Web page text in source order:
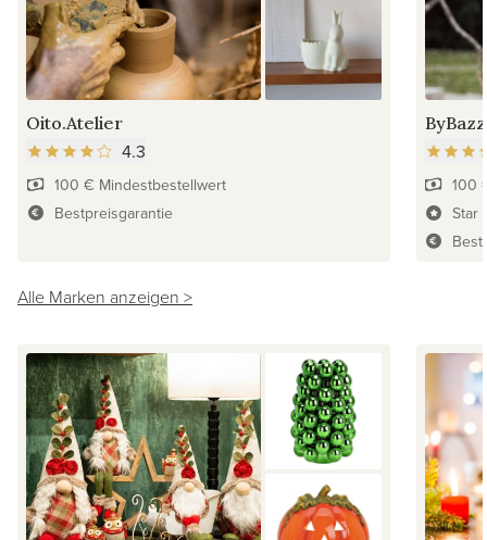
Oito.Atelier
4.3
100 € Mindestbestellwert
Bestpreisgarantie
ByBazz
100
Star
Alle Marken anzeigen >